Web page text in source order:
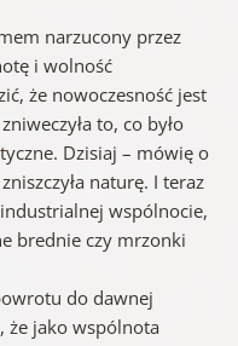
narzucony przez
i wolność
że nowoczesność jest
to, co było
Dzisiaj – mówię o
naturę. I teraz
wspólnocie,
brednie czy mrzonki
do dawnej
że jako wspólnota